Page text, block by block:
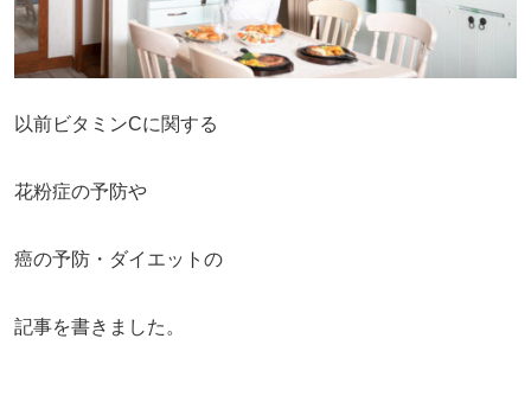
以前ビタミンCに関する
花粉症の予防や
癌の予防・ダイエットの
記事を書きました。